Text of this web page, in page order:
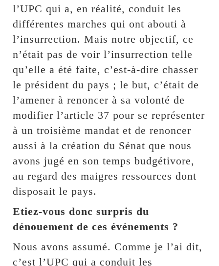
l’UPC qui a, en réalité, conduit les
différentes marches qui ont abouti à
l’insurrection. Mais notre objectif, ce
n’était pas de voir l’insurrection telle
qu’elle a été faite, c’est-à-dire chasser
le président du pays ; le but, c’était de
l’amener à renoncer à sa volonté de
modifier l’article 37 pour se représenter
à un troisième mandat et de renoncer
aussi à la création du Sénat que nous
avons jugé en son temps budgétivore,
au regard des maigres ressources dont
disposait le pays.
Etiez-vous donc surpris du
dénouement de ces événements ?
Nous avons assumé. Comme je l’ai dit,
c’est l’UPC qui a conduit les